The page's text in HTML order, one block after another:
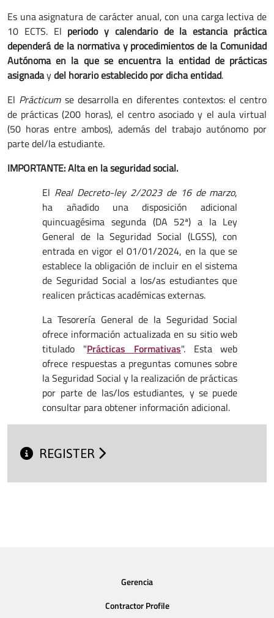
Es una asignatura de carácter anual, con una carga lectiva de
10 ECTS. El periodo y calendario de la estancia práctica
dependerá de la normativa y procedimientos de la Comunidad
Autónoma en la que se encuentra la entidad de prácticas
asignadaydel horario establecido por dicha entidad.
El Prácticumse desarrolla en diferentes contextos: el centro
de prácticas (200 horas), el centro asociado y el aula virtual
(50 horas entre ambos), además del trabajo autónomo por
parte del/la estudiante.
IMPORTANTE: Alta en la seguridad social.
El Real Decreto-ley 2/2023 de 16 de marzo,
ha añadido una disposición adicional
quincuagésima segunda (DA 52ª) a la Ley
General de la Seguridad Social (LGSS), con
entrada en vigor el 01/01/2024, en la que se
establece la obligación de incluir en el sistema
de Seguridad Social a los/as estudiantes que
realicen prácticas académicas externas.
La Tesorería General de la Seguridad Social
ofrece información actualizada en su sitio web
titulado "Prácticas Formativas". Esta web
ofrece respuestas a preguntas comunes sobre
la Seguridad Social y la realización de prácticas
por parte de las/los estudiantes, y se puede
consultar para obtener información adicional.
REGISTER
Gerencia
Contractor Profile